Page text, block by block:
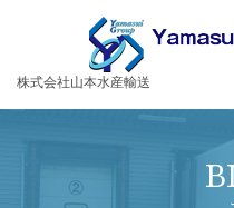
お客様の大切な荷物を安全・
株式会社山本水産輸送